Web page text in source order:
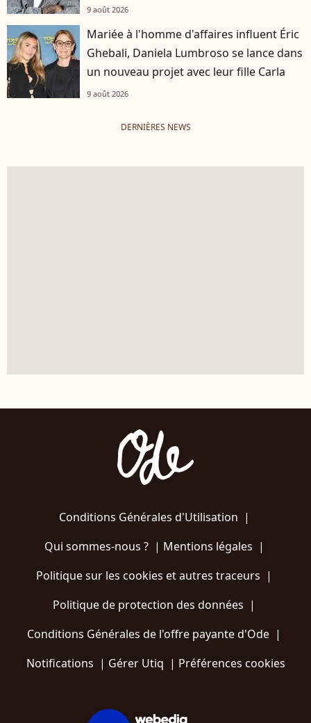
9 août 2026
Mariée à l'homme d'affaires influent Éric
Ghebali, Daniela Lumbroso se lance dans
un nouveau projet avec leur fille Carla
9 août 2026
DERNIÈRES NEWS
Conditions Générales d'Utilisation |
Qui sommes-nous ?| Mentions légales |
Politique sur les cookies et autres traceurs |
Politique de protection des données |
Conditions Générales de l'offre payante d'Ode |
Notifications | Gérer Utiq | Préférences cookies